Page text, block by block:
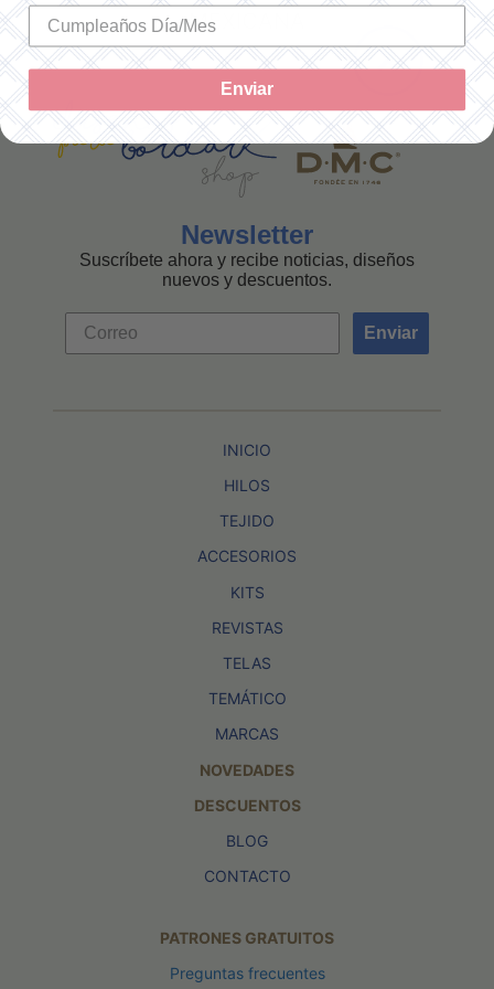
MEXICANA
Newsletter
Suscríbete ahora y recibe noticias, diseños
nuevos y descuentos.
Enviar
INICIO
HILOS
TEJIDO
ACCESORIOS
KITS
REVISTAS
TELAS
TEMÁTICO
MARCAS
NOVEDADES
DESCUENTOS
BLOG
CONTACTO
PATRONES GRATUITOS
Preguntas frecuentes
Enviar